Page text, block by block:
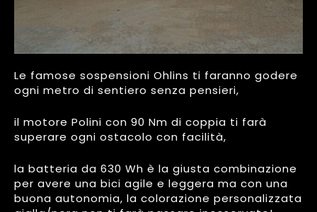
Le famose sospensioni Ohlins ti faranno godere
ogni metro di sentiero senza pensieri,
il motore Polini con 90 Nm di coppia ti farà
superare ogni ostacolo con facilità,
la batteria da 630 Wh è la giusta combinazione
per avere una bici agile e leggera ma con una
buona autonomia, la colorazione personalizzata